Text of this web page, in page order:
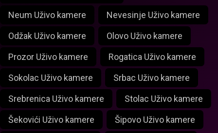
Neum Uživo kamere Nevesinje Uživo kamere
Odžak Uživo kamere Olovo Uživo kamere
Prozor Uživo kamere Rogatica Uživo kamere
Sokolac Uživo kamere Srbac Uživo kamere
Srebrenica Uživo kamere Stolac Uživo kamere
Šekovići Uživo kamere Šipovo Uživo kamere